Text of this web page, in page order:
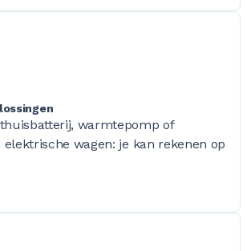
warmtepomp of
elektrische wagen: je kan rekenen op